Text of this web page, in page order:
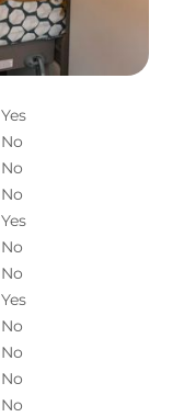
Yes
No
No
No
Yes
No
No
Yes
No
No
No
No